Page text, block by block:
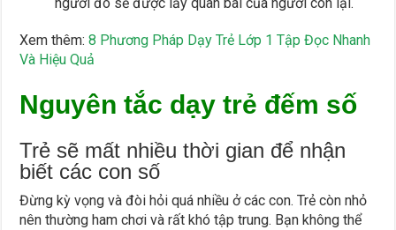
Xem thêm:8 Phương Pháp Dạy Trẻ Lớp 1 Tập Đọc Nhanh
Và Hiệu Quả
Nguyên tắc dạy trẻ đếm số
Trẻ sẽ mất nhiều thời gian để nhận
biết các con số
Đừng kỳ vọng và đòi hỏi quá nhiều ở các con. Trẻ còn nhỏ
nên thường ham chơi và rất khó tập trung. Bạn không thể